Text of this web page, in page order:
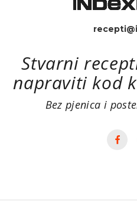
Stvarni
napraviti kod
Bez pjenica i